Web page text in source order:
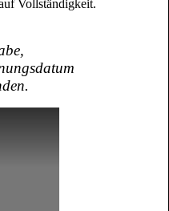
Vollständigkeit.